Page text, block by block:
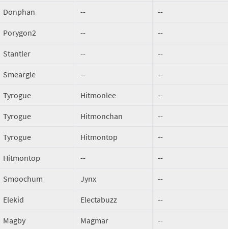
Donphan -- --
Porygon2 -- --
Stantler -- --
Smeargle -- --
Tyrogue Hitmonlee --
Tyrogue Hitmonchan --
Tyrogue Hitmontop --
Hitmontop -- --
Smoochum Jynx --
Elekid Electabuzz --
Magby Magmar --